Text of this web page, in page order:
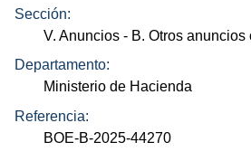
Sección:
V. Anuncios - B. Otros anuncios
Departamento:
Ministerio de Hacienda
Referencia:
BOE-B-2025-44270